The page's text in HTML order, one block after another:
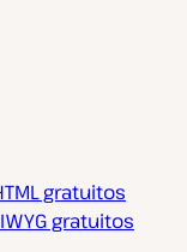
gratuitos
gratuitos